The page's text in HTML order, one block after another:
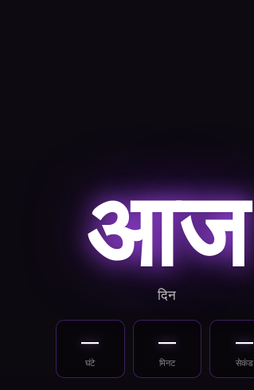
आज
दिन
—
घंटे
—
मिनट
—
सेकंड